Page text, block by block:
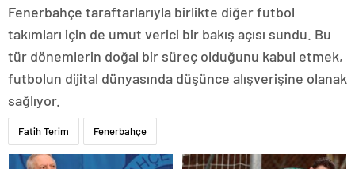
Fenerbahçe taraftarlarıyla birlikte diğer futbol
takımları için de umut verici bir bakış açısı sundu. Bu
tür dönemlerin doğal bir süreç olduğunu kabul etmek,
futbolun dijital dünyasında düşünce alışverişine olanak
sağlıyor.
Fatih Terim Fenerbahçe